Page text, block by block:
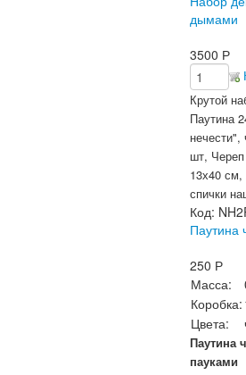
дымами
3500 Р
Крутой
Паутина
нечести",
шт,
13х40
спички
Код:
Паутина
250 Р
Масса:
Коробка:
Цвета:
Паутина
пауками